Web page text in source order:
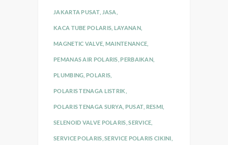
JAKARTA PUSAT, JASA
KACA TUBE POLARIS LAYANAN,
MAGNETIC VALVE MAINTENANCE
PEMANAS AIR POLARIS PERBAIKAN
PLUMBING POLARIS
POLARIS TENAGA LISTRIK
POLARIS TENAGA SURYA PUSAT RESMI
SELENOID VALVE POLARIS ,SERVICE
SERVICE POLARIS ,SERVICE POLARIS CIKINI